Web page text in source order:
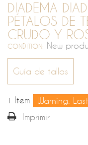
DIADEMA
PÉTALOS DE
CRUDO Y
CONDITION: New
Guía de tallas
1 Item
Warning:
Imprimir